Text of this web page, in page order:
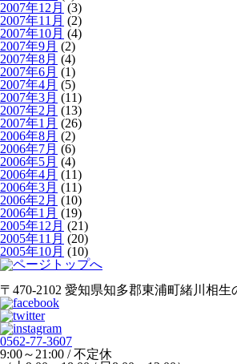
2007年12月 (3)
2007年11月 (2)
2007年10月 (4)
2007年9月 (2)
2007年8月 (4)
2007年6月 (1)
2007年4月 (5)
2007年3月 (11)
2007年2月 (13)
2007年1月 (26)
2006年8月 (2)
2006年7月 (6)
2006年5月 (4)
2006年4月 (11)
2006年3月 (11)
2006年2月 (10)
2006年1月 (19)
2005年12月 (21)
2005年11月 (20)
2005年10月 (10)
〒470-2102 愛知県知多郡東浦町緒川相生
0562-77-3607
9:00～21:00 / 不定休